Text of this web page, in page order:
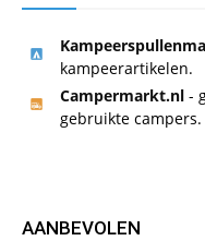
kampeerartikelen.
Campermarkt.nl -
gebruikte campers.
AANBEVOLEN